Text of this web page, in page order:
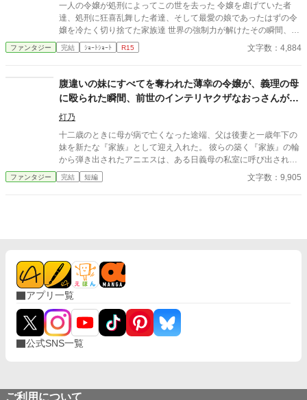
一人の令嬢が処刑によってこの世を去った 令嬢を虐げていた者
達、処刑に狂喜乱舞した者達、そして最愛の娘であったはずの令
嬢を冷たく切り捨てた家族達 世界の強制力が解けたその瞬間、そ
ファンタジー 完結 ｼｮｰﾄｼｮｰﾄ R15 文字数：4,884
腹違いの妹にすべてを奪われた薄幸の令嬢が、義理の母
に殴られた瞬間、前世のインテリヤクザなおっさんがぶ
ちギレた場合。
灯乃
十二歳のときに母が病で亡くなった途端、父は後妻と一歳年下の
妹を新たな『家族』として迎え入れた。 彼らの築く『家族』の輪
から弾き出されたアニエスは、ある日義母の私室に呼び出され―
―。 タイトル通りのおっさんコメディーです。
ファンタジー 完結 短編 文字数：9,905
アプリ一覧
公式SNS一覧
ご利用について